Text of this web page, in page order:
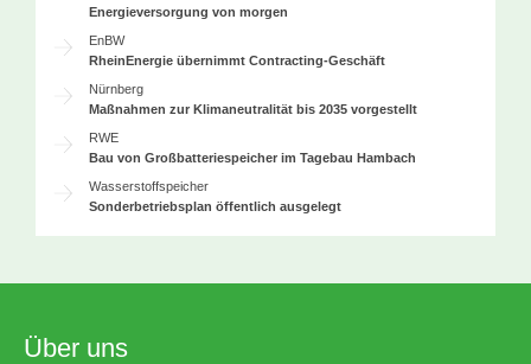
Energieversorgung von morgen
EnBW
RheinEnergie übernimmt Contracting-Geschäft
Nürnberg
Maßnahmen zur Klimaneutralität bis 2035 vorgestellt
RWE
Bau von Großbatteriespeicher im Tagebau Hambach
Wasserstoffspeicher
Sonderbetriebsplan öffentlich ausgelegt
Über uns